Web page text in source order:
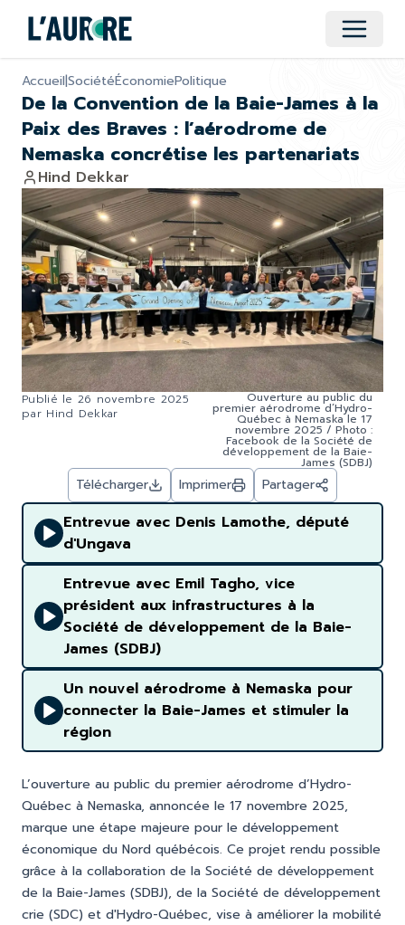
Ouvrir
Accueil|SociétéÉconomiePolitique
De la Convention de la Baie-James à la
Paix des Braves : l’aérodrome de
Nemaska concrétise les partenariats
Hind Dekkar
Publié le 26 novembre 2025
par Hind Dekkar
Ouverture au public du
premier aérodrome d’Hydro-
Québec à Nemaska le 17
novembre 2025 / Photo :
Facebook de la Société de
développement de la Baie-
James (SDBJ)
Télécharger Imprimer Partager
Entrevue avec Denis Lamothe, député
d'Ungava
Entrevue avec Emil Tagho, vice
président aux infrastructures à la
Société de développement de la Baie-
James (SDBJ)
Un nouvel aérodrome à Nemaska pour
connecter la Baie-James et stimuler la
région
L’ouverture au public du premier aérodrome d’Hydro-
Québec à Nemaska, annoncée le 17 novembre 2025,
marque une étape majeure pour le développement
économique du Nord québécois. Ce projet rendu possible
grâce à la collaboration de la Société de développement
de la Baie-James (SDBJ), de la Société de développement
crie (SDC) et d'Hydro-Québec, vise à améliorer la mobilité